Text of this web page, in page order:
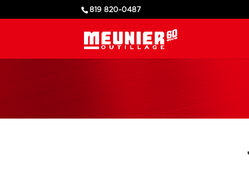
819 820-0487